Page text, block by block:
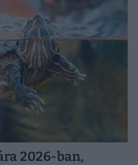
2026-ban,